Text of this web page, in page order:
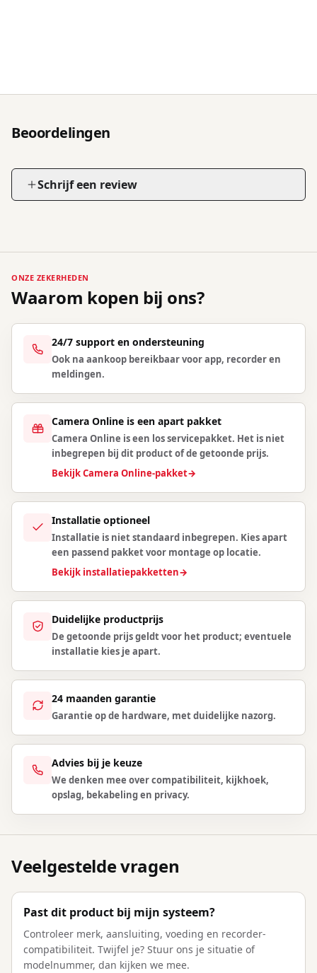
Beoordelingen
Schrijf een review
ONZE ZEKERHEDEN
Waarom kopen bij ons?
24/7 support en ondersteuning
Ook na aankoop bereikbaar voor app, recorder en
meldingen.
Camera Online is een apart pakket
Camera Online is een los servicepakket. Het is niet
inbegrepen bij dit product of de getoonde prijs.
Bekijk Camera Online-pakket→
Installatie optioneel
Installatie is niet standaard inbegrepen. Kies apart
een passend pakket voor montage op locatie.
Bekijk installatiepakketten→
Duidelijke productprijs
De getoonde prijs geldt voor het product; eventuele
installatie kies je apart.
24 maanden garantie
Garantie op de hardware, met duidelijke nazorg.
Advies bij je keuze
We denken mee over compatibiliteit, kijkhoek,
opslag, bekabeling en privacy.
Veelgestelde vragen
Past dit product bij mijn systeem?
Controleer merk, aansluiting, voeding en recorder-
compatibiliteit. Twijfel je? Stuur ons je situatie of
modelnummer, dan kijken we mee.